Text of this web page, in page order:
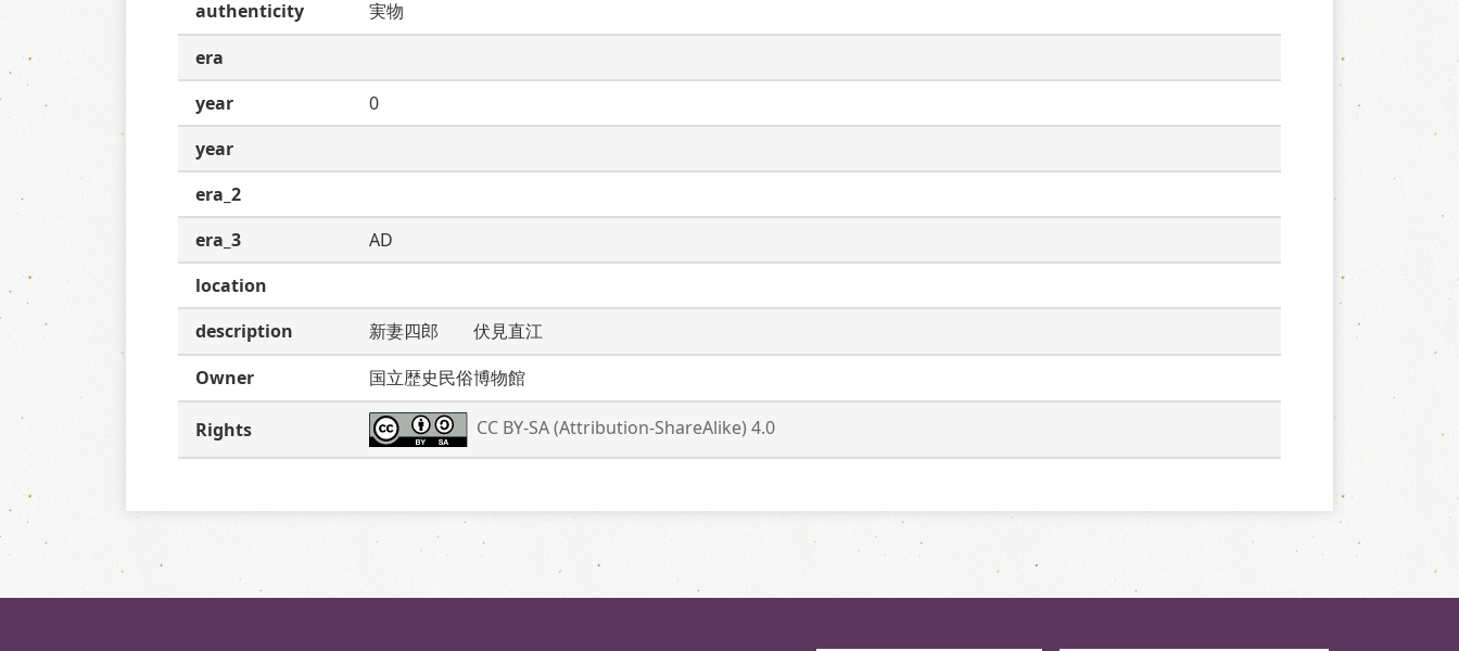
authenticity
実物
era
year
0
year
era_2
era_3
AD
location
description
新妻四郎　　伏見直江
Owner
国立歴史民俗博物館
Rights CC BY-SA (Attribution-ShareAlike) 4.0